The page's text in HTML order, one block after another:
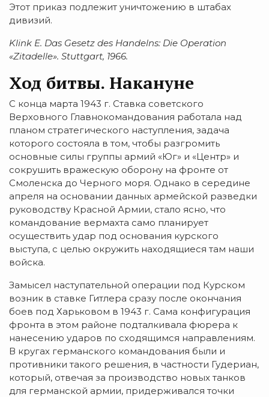
Этот приказ подлежит уничтожению в штабах
дивизий.
Klink E. Das Gesetz des Handelns: Die Operation
«Zitadelle». Stuttgart, 1966.
Ход битвы. Накануне
С конца марта 1943 г. Ставка советского
Верховного Главнокомандования работала над
планом стратегического наступления, задача
которого состояла в том, чтобы разгромить
основные силы группы армий «Юг» и «Центр» и
сокрушить вражескую оборону на фронте от
Смоленска до Черного моря. Однако в середине
апреля на основании данных армейской разведки
руководству Красной Армии, стало ясно, что
командование вермахта само планирует
осуществить удар под основания курского
выступа, с целью окружить находящиеся там наши
войска.
Замысел наступательной операции под Курском
возник в ставке Гитлера сразу после окончания
боев под Харьковом в 1943 г. Сама конфигурация
фронта в этом районе подталкивала фюрера к
нанесению ударов по сходящимся направлениям.
В кругах германского командования были и
противники такого решения, в частности Гудериан,
который, отвечая за производство новых танков
для германской армии, придерживался точки